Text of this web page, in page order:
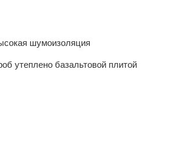
шумоизоляция
утеплено базальтовой плитой